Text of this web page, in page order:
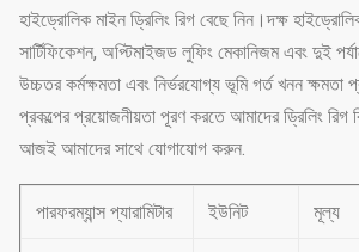
হাইড্রোলিক মাইন ড্রিলিং রিগ বেছে নিন।দক্ষ
সার্টিফিকেশন, অপ্টিমাইজড লুফিং মেকানিজম এবং দুই
উচ্চতর কর্মক্ষমতা এবং নির্ভরযোগ্য ভূমি গর্ত খনন ক্ষমতা
প্রকল্পের প্রয়োজনীয়তা পূরণ করতে আমাদের ড্রিলিং রিগ
আজই আমাদের সাথে যোগাযোগ করুন.
পারফরম্যান্স প্যারামিটার ইউনিট মূল্য